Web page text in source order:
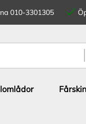
010-3301305